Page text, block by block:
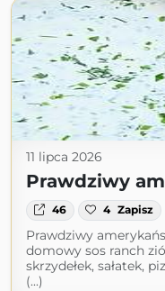
11 lipca 2026
Prawdziwy
46 4 Zapisz
Prawdziwy
domowy sos ranch
skrzydełek, sałatek,
(...)